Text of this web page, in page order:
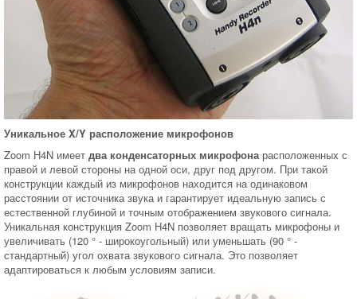
Уникальное X/Y расположение микрофонов
Zoom H4N имеет два конденсаторных микрофонарасположенных с
правой и левой стороны на одной оси, друг под другом. При такой
конструкции каждый из микрофонов находится на одинаковом
расстоянии от источника звука и гарантирует идеальную запись с
естественной глубиной и точным отображением звукового сигнала.
Уникальная конструкция Zoom H4N позволяет вращать микрофоны и
увеличивать (120 ° - широкоугольный) или уменьшать (90 ° -
стандартный) угол охвата звукового сигнала. Это позволяет
адаптироваться к любым условиям записи.